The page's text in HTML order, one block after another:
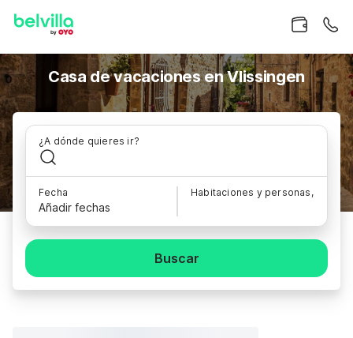
Casa de vacaciones en Vlissingen
¿A dónde quieres ir?
Fecha
Añadir fechas
Habitaciones y personas,
Buscar